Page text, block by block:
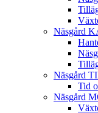
Näsgård
Näsgård
Tid
Näsgård